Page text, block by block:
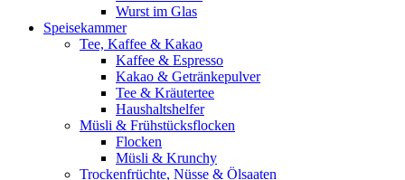
Wurst im Glas
Speisekammer
Tee, Kaffee & Kakao
Kaffee & Espresso
Kakao & Getränkepulver
Tee & Kräutertee
Haushaltshelfer
Müsli & Frühstücksflocken
Flocken
Müsli & Krunchy
Trockenfrüchte, Nüsse & Ölsaaten